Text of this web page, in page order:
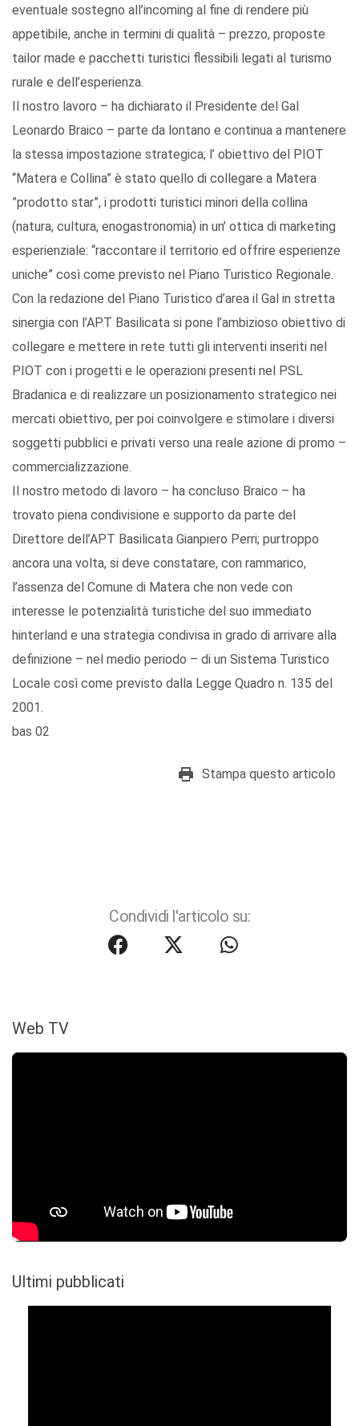
eventuale sostegno all’incoming al fine di rendere più
appetibile, anche in termini di qualità – prezzo, proposte
tailor made e pacchetti turistici flessibili legati al turismo
rurale e dell’esperienza.
Il nostro lavoro – ha dichiarato il Presidente del Gal
Leonardo Braico – parte da lontano e continua a mantenere
la stessa impostazione strategica; l’ obiettivo del PIOT
“Matera e Collina” è stato quello di collegare a Matera
”prodotto star”, i prodotti turistici minori della collina
(natura, cultura, enogastronomia) in un’ ottica di marketing
esperienziale: “raccontare il territorio ed offrire esperienze
uniche” così come previsto nel Piano Turistico Regionale.
Con la redazione del Piano Turistico d’area il Gal in stretta
sinergia con l’APT Basilicata si pone l’ambizioso obiettivo di
collegare e mettere in rete tutti gli interventi inseriti nel
PIOT con i progetti e le operazioni presenti nel PSL
Bradanica e di realizzare un posizionamento strategico nei
mercati obiettivo, per poi coinvolgere e stimolare i diversi
soggetti pubblici e privati verso una reale azione di promo –
commercializzazione.
Il nostro metodo di lavoro – ha concluso Braico – ha
trovato piena condivisione e supporto da parte del
Direttore dell’APT Basilicata Gianpiero Perri; purtroppo
ancora una volta, si deve constatare, con rammarico,
l’assenza del Comune di Matera che non vede con
interesse le potenzialità turistiche del suo immediato
hinterland e una strategia condivisa in grado di arrivare alla
definizione – nel medio periodo – di un Sistema Turistico
Locale così come previsto dalla Legge Quadro n. 135 del
2001.
bas 02
Stampa questo articolo
Condividi l'articolo su:
Web TV
Ultimi pubblicati